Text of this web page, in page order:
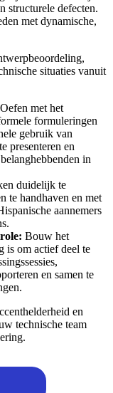
structurele defecten.
met dynamische,
situaties vanuit
Oefen met het
formuleringen
gebruik van
presenteren en
in
duidelijk te
te handhaven en met
aannemers
Bouw het
is om actief deel te
en samen te
en
technische team